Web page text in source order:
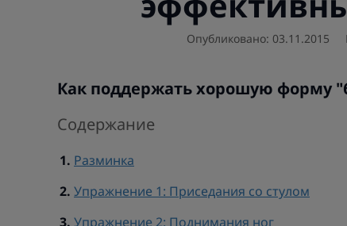
Опубликовано: 03.11.2015
Как поддержать хорошую форму
Содержание
Разминка
Упражнение 1: Приседания со стулом
Упражнение 2: Поднимания ног